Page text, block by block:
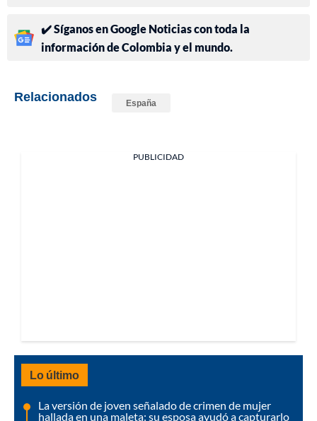
✔️ Síganos en Google Noticias con toda la
información de Colombia y el mundo.
Relacionados España
PUBLICIDAD
Lo último
La versión de joven señalado de crimen de mujer
hallada en una maleta: su esposa ayudó a capturarlo